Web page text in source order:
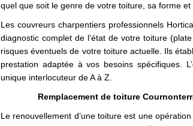
quel que soit le genre de votre toiture, sa forme et
Les couvreurs charpentiers professionnels
diagnostic complet de l’état de votre toiture
risques éventuels de votre toiture actuelle. Ils
prestation adaptée à vos besoins spécifiques.
unique interlocuteur de A à Z.
Remplacement de toiture
Le renouvellement d’une toiture est une opération